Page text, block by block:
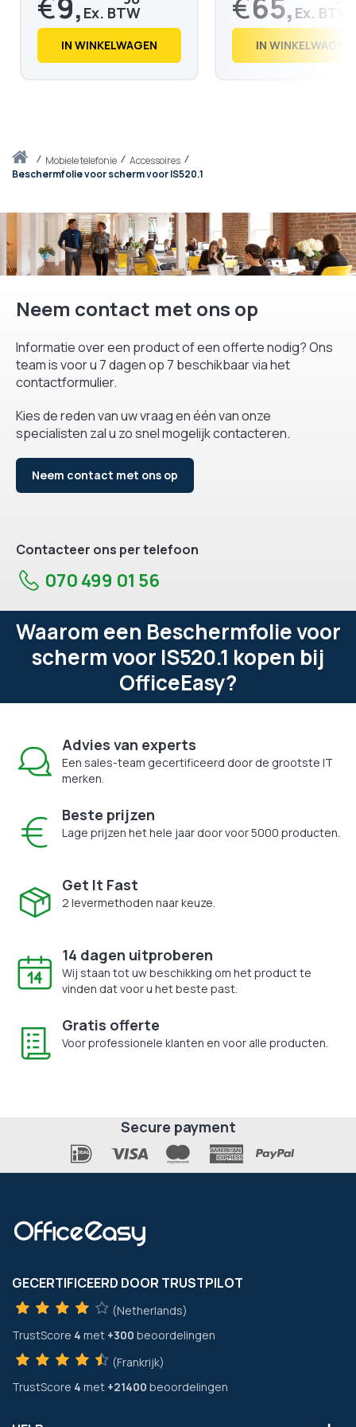
Thuismobiele telefonie
Accessoires
Beschermfolie voor scherm voor IS520.1
€ 11,IN WINKELWAGEN € 79,IN WINKELWAGEN
Neem contact met ons op
Informatie over een product of een offerte nodig? Ons
team is voor u 7 dagen op 7 beschikbaar via het
contactformulier.
Kies de reden van uw vraag en één van onze
specialisten zal u zo snel mogelijk contacteren.
Neem contact met ons op
Contacteer ons per telefoon
070 499 01 56
Waarom een Beschermfolie voor
scherm voor IS520.1 kopen bij
OfficeEasy?
Advies van experts
Een sales-team gecertificeerd door de grootste IT
merken.
Beste prijzen
Lage prijzen het hele jaar door voor 5000 producten.
Get It Fast
2 levermethoden naar keuze.
14 dagen uitproberen
Wij staan tot uw beschikking om het product te
vinden dat voor u het beste past.
Gratis offerte
Voor professionele klanten en voor alle producten.
Secure payment
GECERTIFICEERD DOOR TRUSTPILOT
(Netherlands)
TrustScore 4 met +300 beoordelingen
(Frankrijk)
TrustScore 4 met +21400 beoordelingen